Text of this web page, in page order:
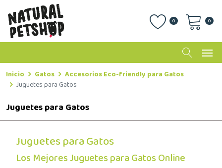
0 0
Inicio Gatos
Accesorios Eco-friendly para Gatos
Juguetes para Gatos
Juguetes para Gatos
Juguetes para Gatos
Los Mejores Juguetes para Gatos Online